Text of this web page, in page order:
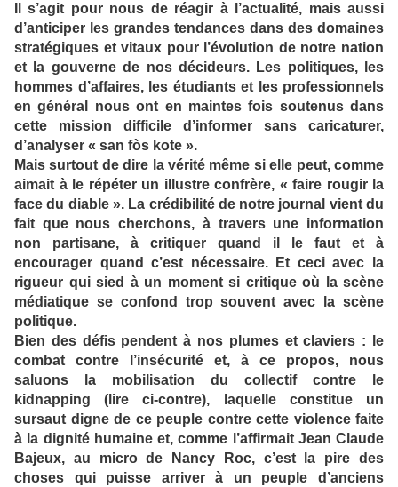
Il s’agit pour nous de réagir à l’actualité, mais aussi
d’anticiper les grandes tendances dans des domaines
stratégiques et vitaux pour l’évolution de notre nation
et la gouverne de nos décideurs. Les politiques, les
hommes d’affaires, les étudiants et les professionnels
en général nous ont en maintes fois soutenus dans
cette mission difficile d’informer sans caricaturer,
d’analyser « san fòs kote ».
Mais surtout de dire la vérité même si elle peut, comme
aimait à le répéter un illustre confrère, « faire rougir la
face du diable ». La crédibilité de notre journal vient du
fait que nous cherchons, à travers une information
non partisane, à critiquer quand il le faut et à
encourager quand c’est nécessaire. Et ceci avec la
rigueur qui sied à un moment si critique où la scène
médiatique se confond trop souvent avec la scène
politique.
Bien des défis pendent à nos plumes et claviers : le
combat contre l’insécurité et, à ce propos, nous
saluons la mobilisation du collectif contre le
kidnapping (lire ci-contre), laquelle constitue un
sursaut digne de ce peuple contre cette violence faite
à la dignité humaine et, comme l’affirmait Jean Claude
Bajeux, au micro de Nancy Roc, c’est la pire des
choses qui puisse arriver à un peuple d’anciens